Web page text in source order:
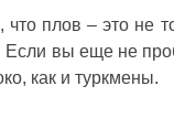
что плов – это не
вы еще не
как и туркмены.